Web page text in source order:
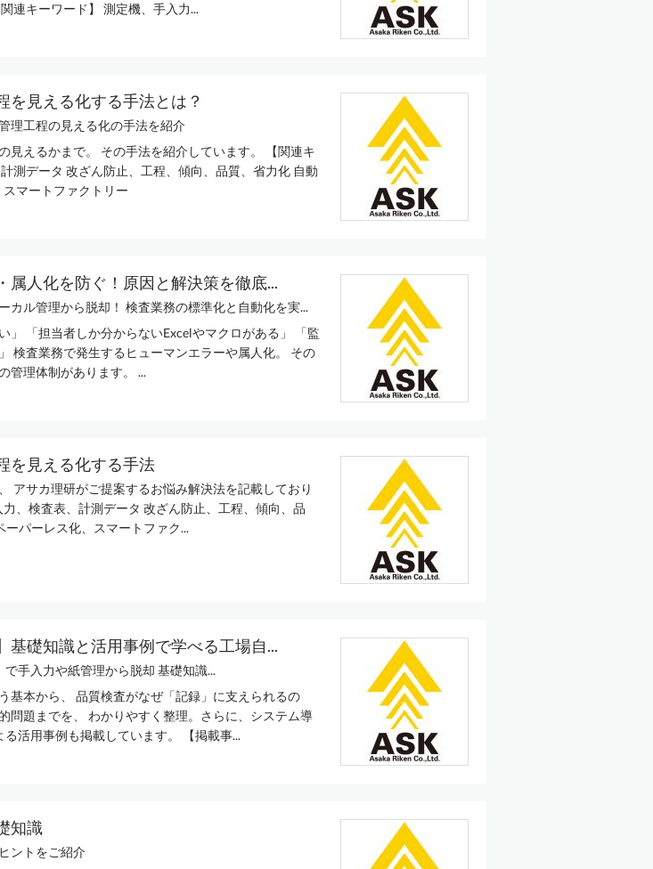
連キーワード】 測定機、手入力...
を見える化する手法とは？
理工程の見える化の手法を紹介
見えるかまで。 その手法を紹介しています。 【関連キ
測データ 改ざん防止、工程、傾向、品質、省力化 自動
マートファクトリー​
属人化を防ぐ！原因と解決策を徹底...
カル管理から脱却！ 検査業務の標準化と自動化を実...
」 「担当者しか分からないExcelやマクロがある」 「監
検査業務で発生するヒューマンエラーや属人化。 その
管理体制があります。 ...
を見える化する手法
アサカ理研がご提案するお悩み解決法を記載しており
、検査表、計測データ 改ざん防止、工程、傾向、品
パーレス化、スマートファク...
基礎知識と活用事例で学べる工場自...
手入力や紙管理から脱却 基礎知識...
基本から、 品質検査がなぜ「記録」に支えられるの
問題までを、 わかりやすく整理。さらに、システム導
活用事例も掲載しています。 【掲載事...
知識
ントをご紹介